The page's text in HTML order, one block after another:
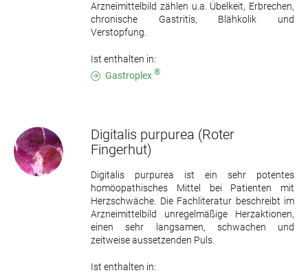
Arzneimittelbild zählen u.a. Übelkeit, Erbrechen,
chronische Gastritis, Blähkolik und
Verstopfung.
Ist enthalten in:
Gastroplex ®
Digitalis purpurea (Roter
Fingerhut)
Digitalis purpurea ist ein sehr potentes
homöopathisches Mittel bei Patienten mit
Herzschwäche. Die Fachliteratur beschreibt im
Arzneimittelbild unregelmäßige Herzaktionen,
einen sehr langsamen, schwachen und
zeitweise aussetzenden Puls.
Ist enthalten in: